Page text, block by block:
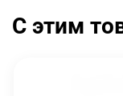
С этим